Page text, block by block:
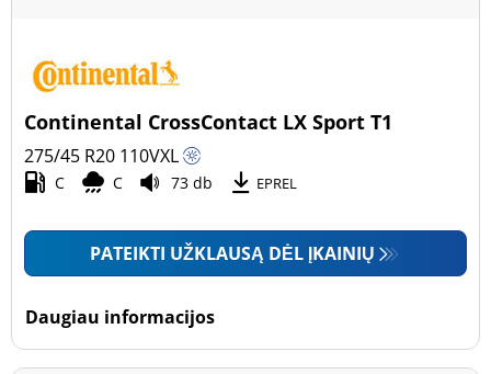
Lengvasis automobilis (35)
Mažas sunkvežimis (0)
Motociklas (0)
Padanga sustiprintomis sienelėmis
Continental CrossContact LX Sport T1
275/45 R20 110VXL
C C 73 db EPREL
PATEIKTI UŽKLAUSĄ DĖL ĮKAINIŲ
Daugiau informacijos